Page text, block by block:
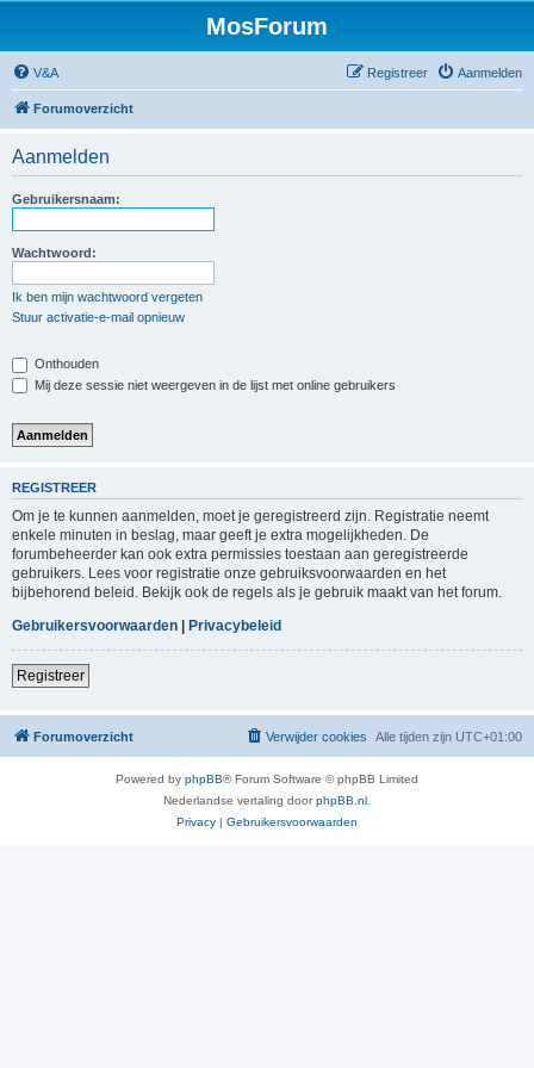
MosForum
V&A Aanmelden
Registreer
Forumoverzicht
Aanmelden
Gebruikersnaam:
Wachtwoord:
Ik ben mijn wachtwoord vergeten
Stuur activatie-e-mail opnieuw
Onthouden
Mij deze sessie niet weergeven in de lijst met online gebruikers
REGISTREER
Om je te kunnen aanmelden, moet je geregistreerd zijn. Registratie neemt
enkele minuten in beslag, maar geeft je extra mogelijkheden. De
forumbeheerder kan ook extra permissies toestaan aan geregistreerde
gebruikers. Lees voor registratie onze gebruiksvoorwaarden en het
bijbehorend beleid. Bekijk ook de regels als je gebruik maakt van het forum.
Gebruikersvoorwaarden | Privacybeleid
Registreer
Forumoverzicht Alle tijden zijn UTC+01:00
Verwijder cookies
Powered by phpBB® Forum Software © phpBB Limited
Nederlandse vertaling doorphpBB.nl
Privacy | Gebruikersvoorwaarden